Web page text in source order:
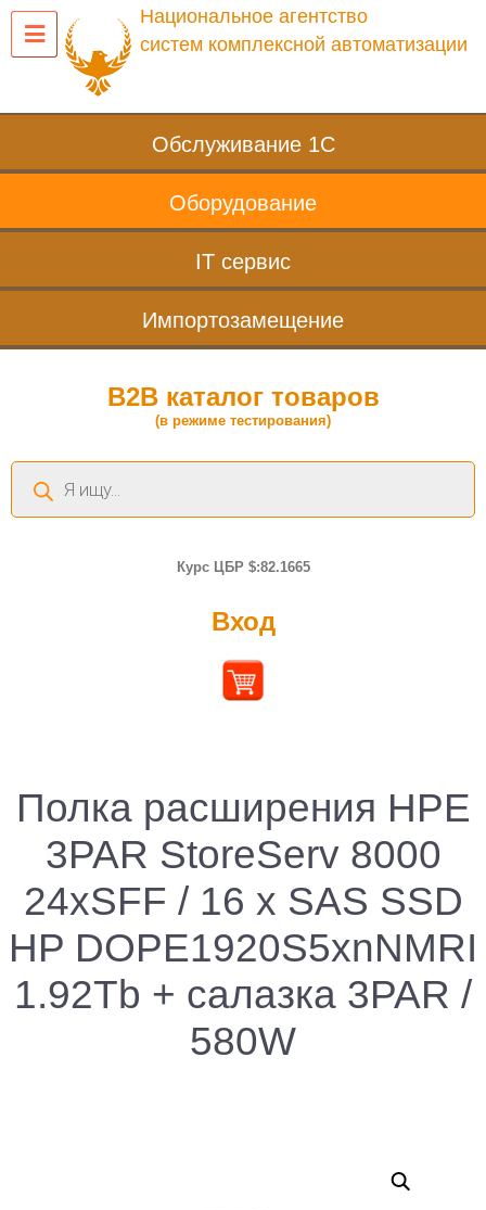
Национальное агентство
систем комплексной автоматизации
Обслуживание 1С
Оборудование
IT сервис
Импортозамещение
B2B каталог товаров
(в режиме тестирования)
Поиск
товаров
Курс ЦБР $:82.1665
Вход
Полка расширения HPE
3PAR StoreServ 8000
24xSFF / 16 x SAS SSD
HP DOPE1920S5xnNMRI
1.92Tb + салазка 3PAR /
580W